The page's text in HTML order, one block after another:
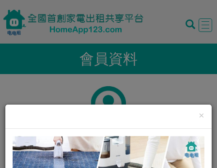
會員資料
暱稱: Will
×